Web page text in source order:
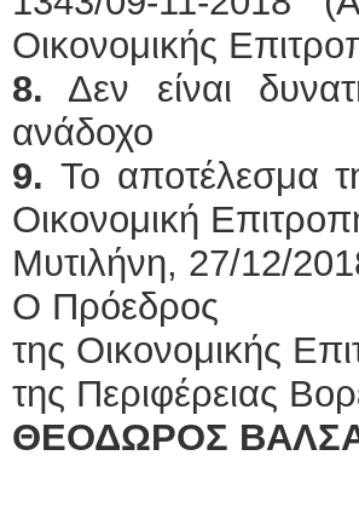
Οικονομικής
8. Δεν είναι
ανάδοχο
9. Το αποτέλεσμα
Οικονομική
Μυτιλήνη, 27/12/
Ο Πρόεδρος
της Οικονομικής
της Περιφέρειας
ΘΕΟΔΩΡΟΣ